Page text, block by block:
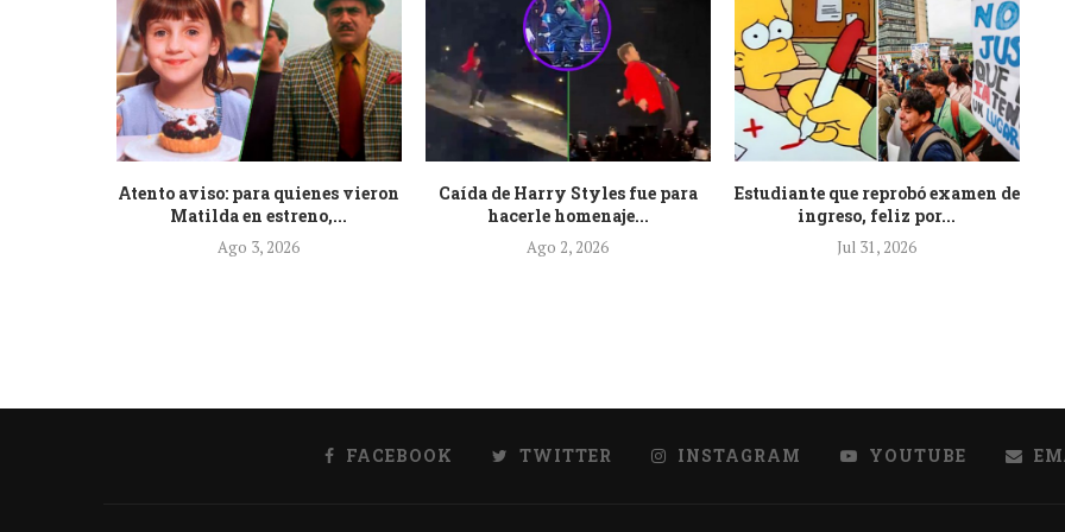
Atento aviso: para quienes vieron
Matilda en estreno,...
Ago 3, 2026
Caída de Harry Styles fue para
hacerle homenaje...
Ago 2, 2026
Estudiante que reprobó examen de
ingreso, feliz por...
Jul 31, 2026
FACEBOOK TWITTER INSTAGRAM YOUTUBE